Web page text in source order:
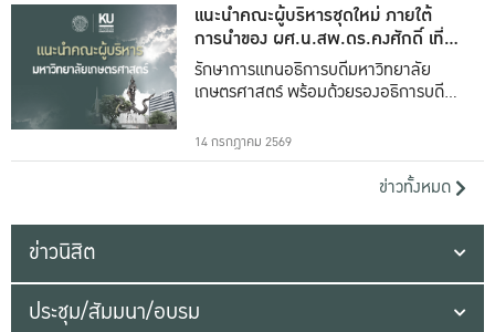
แนะนำคณะผู้บริหารชุดใหม่ ภายใต้
การนำของ ผศ.น.สพ.ดร.คงศักดิ์ เที่ยง
ธรรม
รักษาการแทนอธิการบดีมหาวิทยาลัย
เกษตรศาสตร์ พร้อมด้วยรองอธิการบดีทั้ง
14 กรกฎาคม 2569
ข่าวทั้งหมด
ข่าวนิสิต
ประชุม/สัมมนา/อบรม